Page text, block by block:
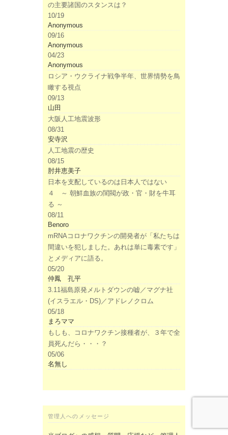
の主要諸国のスタンスは？
10/19
Anonymous
09/16
Anonymous
04/23
Anonymous
ロシア・ウクライナ戦争半年、世界情勢を鳥
瞰する視点
09/13
山田
大阪人工地震波形
08/31
安寺沢
人工地震の歴史
08/15
肘井恵美子
日本を支配しているのは日本人ではない
４ ～ 朝鮮血族の閨閥が政・官・財を牛耳
る ～
08/11
Benoro
mRNAコロナワクチンの開発者が「私たちは
間違いを犯しました。あれは単に毒素です」
とメディアに語る。
05/20
仲鳳 孔平
3.11福島原発メルトダウンの嘘／マグナ社
(イスラエル・DS)／アドレノクロム
05/18
まろママ
もしも、コロナワクチン接種者が、３年で全
員死んだら・・・？
05/06
名無し
管理人へのメッセージ